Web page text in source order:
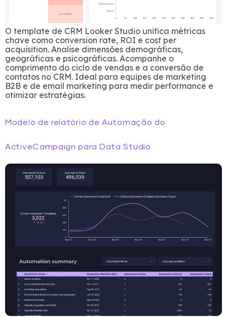
O template de CRM Looker Studio unifica métricas
chave como conversion rate, ROI e cost per
acquisition. Analise dimensões demográficas,
geográficas e psicográficas. Acompanhe o
comprimento do ciclo de vendas e a conversão de
contatos no CRM. Ideal para equipes de marketing
B2B e de email marketing para medir performance e
otimizar estratégias.
Modelo de relatório de Automação do
ActiveCampaign para Data Studio